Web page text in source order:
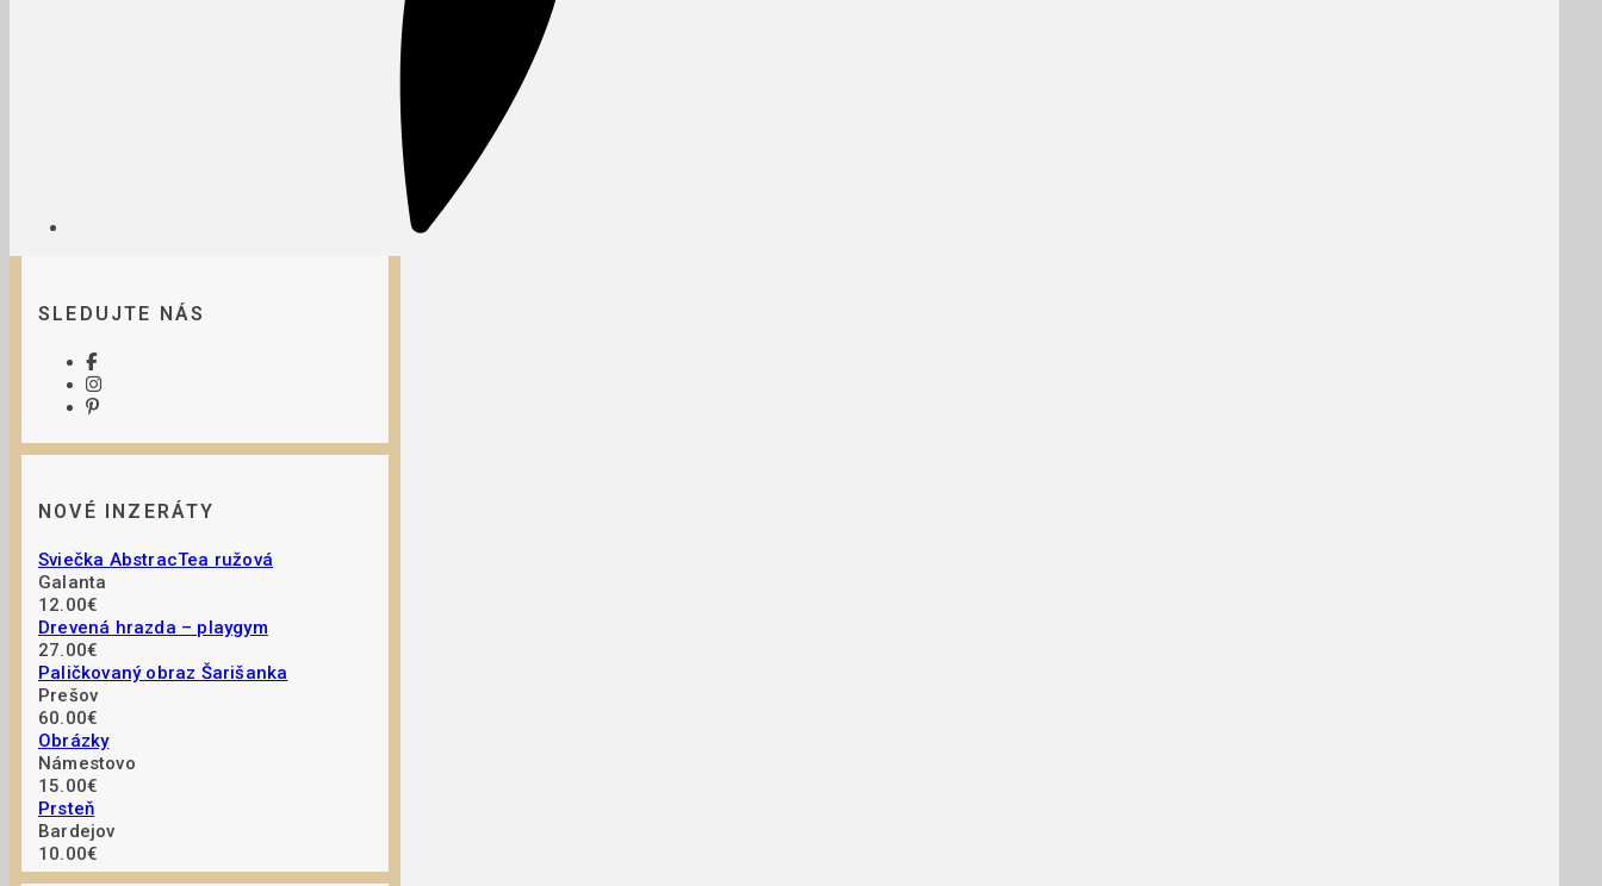
SLEDUJTE NÁS
NOVÉ INZERÁTY
Sviečka AbstracTea ružová
Galanta
12.00€
Drevená hrazda – playgym
27.00€
Paličkovaný obraz Šarišanka
Prešov
60.00€
Obrázky
Námestovo
15.00€
Prsteň
Bardejov
10.00€